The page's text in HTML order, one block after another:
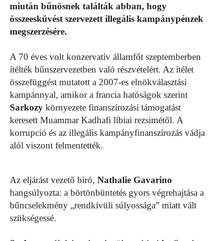
miután bűnösnek találták abban, hogy
összeesküvést szervezett illegális kampánypénzek
megszerzésére.
A 70 éves volt konzervatív államfőt szeptemberben
ítélték bűnszervezetben való részvételért. Az ítélet
összefüggést mutatott a 2007-es elnökválasztási
kampánnyal, amikor a francia hatóságok szerint
Sarkozy környezete finanszírozási támogatást
keresett Muammar Kadhafi líbiai rezsimétől. A
korrupció és az illegális kampányfinanszírozás vádja
alól viszont felmentették.
Az eljárást vezető bíró, Nathalie Gavarino
hangsúlyozta: a börtönbüntetés gyors végrehajtása a
bűncselekmény „rendkívüli súlyossága” miatt vált
szükségessé.